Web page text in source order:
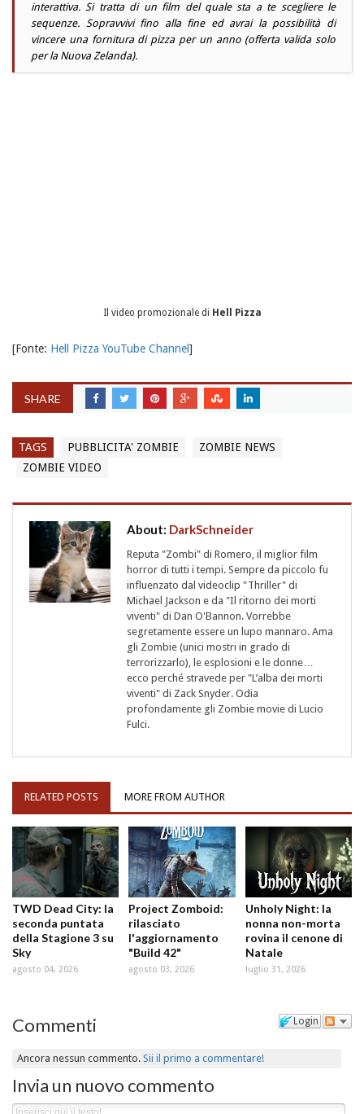
interattiva. Si tratta di un film del quale sta a te scegliere le
sequenze. Sopravvivi fino alla fine ed avrai la possibilità di
vincere una fornitura di pizza per un anno (offerta valida solo
per la Nuova Zelanda).
Il video promozionale di Hell Pizza
[Fonte: Hell Pizza YouTube Channel]
SHARE
TAGS PUBBLICITA' ZOMBIE
ZOMBIE NEWS
ZOMBIE VIDEO
About: DarkSchneider
Reputa "Zombi" di Romero, il miglior film
horror di tutti i tempi. Sempre da piccolo fu
influenzato dal videoclip "Thriller" di
Michael Jackson e da "Il ritorno dei morti
viventi" di Dan O'Bannon. Vorrebbe
segretamente essere un lupo mannaro. Ama
gli Zombie (unici mostri in grado di
terrorizzarlo), le esplosioni e le donne…
ecco perché stravede per "L’alba dei morti
viventi" di Zack Snyder. Odia
profondamente gli Zombie movie di Lucio
Fulci.
RELATED POSTS MORE FROM AUTHOR
TWD Dead City: la
seconda puntata
della Stagione 3 su
Sky
agosto 04, 2026
Project Zomboid:
rilasciato
l'aggiornamento
"Build 42"
agosto 03, 2026
Unholy Night: la
nonna non-morta
rovina il cenone di
Natale
luglio 31, 2026
Login
Commenti
Ancora nessun commento.Sii il primo a commentare!
Invia un nuovo commento